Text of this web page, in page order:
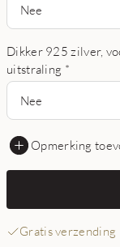
Nee
Dikker 925 zilver,
uitstraling *
Nee
Opmerking
Gratis verzending